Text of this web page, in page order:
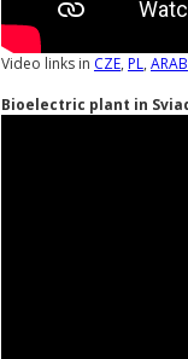
Video links in CZE, PL, ARAB
Bioelectric plant in